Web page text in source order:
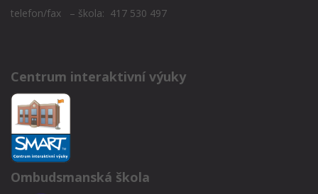
telefon/fax – škola: 417 530 497
Centrum interaktivní výuky
Ombudsmanská škola